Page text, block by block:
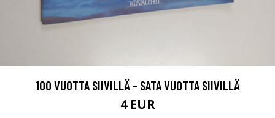
100 VUOTTA SIIVILLÄ - SATA VUOTTA SIIVILLÄ
4 EUR